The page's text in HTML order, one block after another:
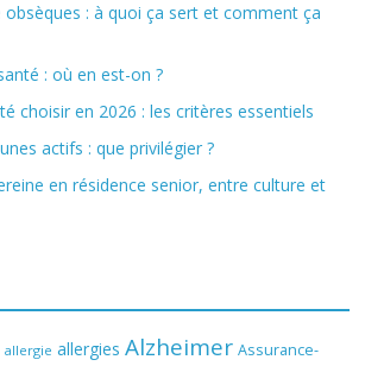
obsèques : à quoi ça sert et comment ça
: où en est-on ?
choisir en 2026 : les critères essentiels
actifs : que privilégier ?
en résidence senior, entre culture et
allergie allergies Alzheimer Assurance-